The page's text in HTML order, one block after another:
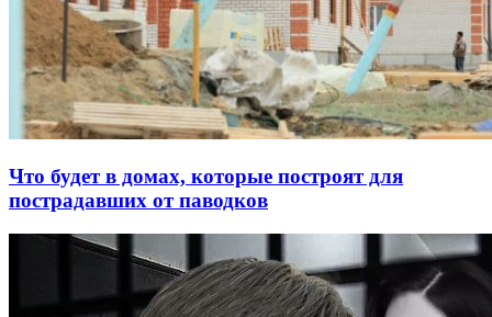
Что будет в домах, которые построят для
пострадавших от паводков